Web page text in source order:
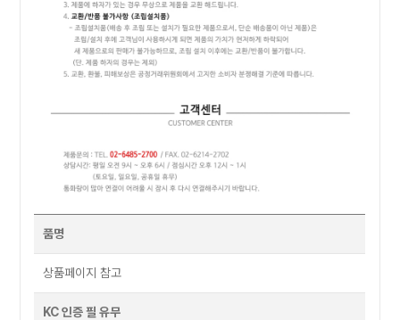
품명
상품페이지 참고
KC 인증 필 유무